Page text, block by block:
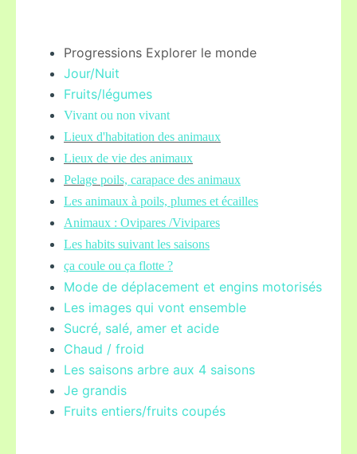
Progressions Explorer le monde
Jour/Nuit
Fruits/légumes
Vivant ou non vivant
Lieux d'habitation des animaux
Lieux de vie des animaux
Pelage poils, carapace des animaux
Les animaux à poils, plumes et écailles
Animaux : Ovipares /Vivipares
Les habits suivant les saisons
ça coule ou ça flotte ?
Mode de déplacement et engins motorisés
Les images qui vont ensemble
Sucré, salé, amer et acide
Chaud / froid
Les saisons arbre aux 4 saisons
Je grandis
Fruits entiers/fruits coupés